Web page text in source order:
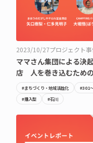
2023/10/27プロジェクト
ママさん集団による決
店 人を巻き込むため
#まちづくり・地域活性化 #301
#購入型
#石川